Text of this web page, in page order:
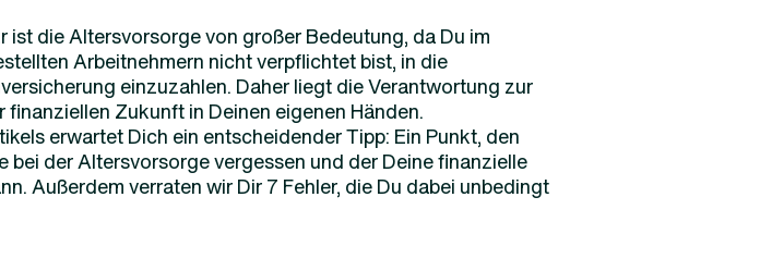
ist die Altersvorsorge von großer Bedeutung, da Du im
Arbeitnehmern nicht verpflichtet bist, in die
einzuzahlen. Daher liegt die Verantwortung zur
finanziellen Zukunft in Deinen eigenen Händen.
erwartet Dich ein entscheidender Tipp: Ein Punkt, den
bei der Altersvorsorge vergessen und der Deine finanzielle
Außerdem verraten wir Dir 7 Fehler, die Du dabei unbedingt